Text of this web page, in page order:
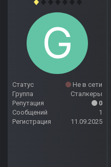
Статус
Не в сети
Группа
Сталкеры
Репутация
0
Сообщений
1
Регистрация
11.09.2025